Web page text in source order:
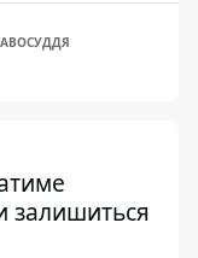
залишиться